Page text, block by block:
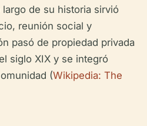
de su historia sirvió
reunión social y
pasó de propiedad privada
siglo XIX y se integró
(Wikipedia: The